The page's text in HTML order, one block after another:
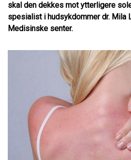
skal den dekkes mot ytterligere
spesialist i hudsykdommer dr. Mila
Medisinske senter.